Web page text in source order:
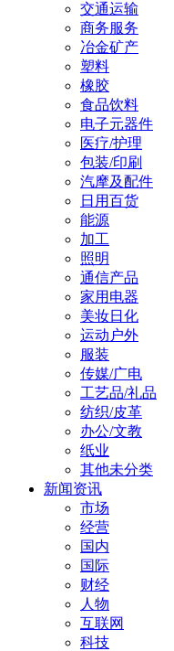
交通运输
商务服务
冶金矿产
塑料
橡胶
食品饮料
电子元器件
医疗/护理
包装/印刷
汽摩及配件
日用百货
能源
加工
照明
通信产品
家用电器
美妆日化
运动户外
服装
传媒/广电
工艺品/礼品
纺织/皮革
办公/文教
纸业
其他未分类
新闻资讯
市场
经营
国内
国际
财经
人物
互联网
科技